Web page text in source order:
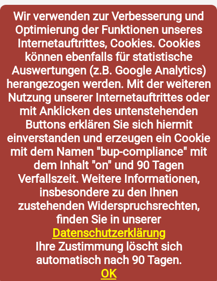
Wir verwenden zur Verbesserung und
Optimierung der Funktionen unseres
Internetauftrittes, Cookies. Cookies
können ebenfalls für statistische
Auswertungen (z.B. Google Analytics)
herangezogen werden. Mit der weiteren
Nutzung unserer Internetauftrittes oder
mit Anklicken des untenstehenden
Buttons erklären Sie sich hiermit
einverstanden und erzeugen ein Cookie
mit dem Namen "bup-compliance" mit
dem Inhalt "on" und 90 Tagen
Verfallszeit. Weitere Informationen,
insbesondere zu den Ihnen
zustehenden Widerspruchsrechten,
finden Sie in unserer
Datenschutzerklärung
Ihre Zustimmung löscht sich
automatisch nach 90 Tagen.
OK